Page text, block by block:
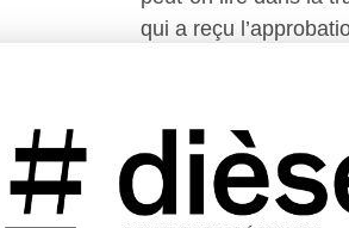
qui a reçu
de Beyrouth (verset
Le fait que
Médine a
contre les Juifs,
entre Mahomet et